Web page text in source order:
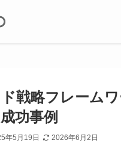
戦略フレーム
功事例
年5月19日 2026年6月2日